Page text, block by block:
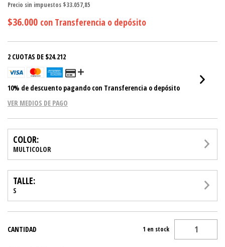
Precio sin impuestos $33.057,85
$36.000 con Transferencia o depósito
2 CUOTAS DE $24.212
10% de descuento pagando con Transferencia o depósito
VER MEDIOS DE PAGO
COLOR:
MULTICOLOR
TALLE:
S
CANTIDAD 1 en stock